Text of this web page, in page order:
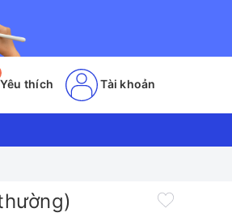
thích Tài khoản